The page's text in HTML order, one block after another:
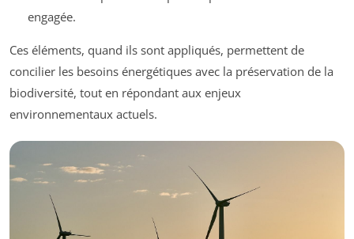
engagée.
Ces éléments, quand ils sont appliqués, permettent de
concilier les besoins énergétiques avec la préservation de la
biodiversité, tout en répondant aux enjeux
environnementaux actuels.